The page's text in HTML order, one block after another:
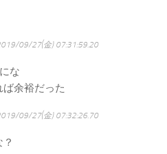
09/27(金) 07:31:59.20
な
余裕だった
09/27(金) 07:32:26.70